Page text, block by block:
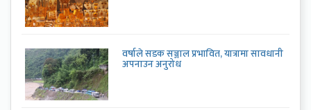
वर्षाले सडक सञ्जाल प्रभावित, यात्रामा सावधानी
अपनाउन अनुरोध